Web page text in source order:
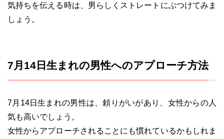
気持ちを伝える時は、男らしくストレートにぶつけてみま
しょう。
7月14日生まれの男性へのアプローチ方法
7月14日生まれの男性は、頼りがいがあり、女性からの人
気も高いでしょう。
女性からアプローチされることにも慣れているかもしれま